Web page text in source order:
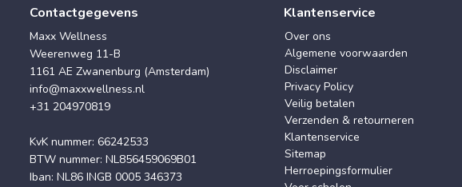
Contactgegevens
Maxx Wellness
Weerenweg 11-B
1161 AE Zwanenburg (Amsterdam)
info@maxxwellness.nl
+31 204970819
KvK nummer: 66242533
BTW nummer: NL856459069B01
Iban: NL86 INGB 0005 346373
Klantenservice
Over ons
Algemene voorwaarden
Disclaimer
Privacy Policy
Veilig betalen
Verzenden & retourneren
Klantenservice
Sitemap
Herroepingsformulier